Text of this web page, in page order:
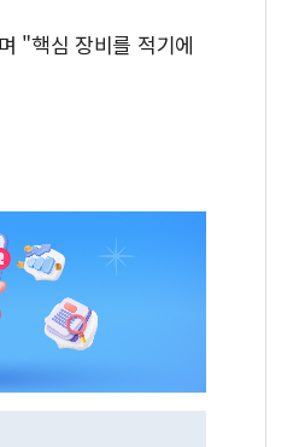
"핵심 장비를 적기에